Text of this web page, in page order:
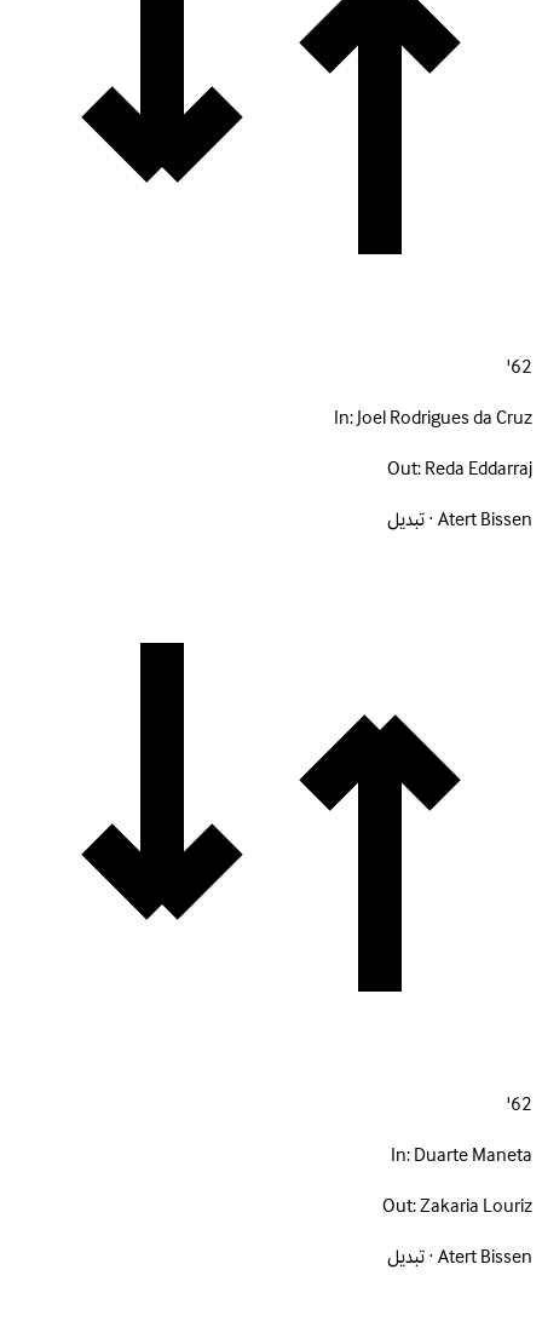
62'
In:Joel Rodrigues da Cruz
Out:Reda Eddarraj
Atert Bissen · تبديل
62'
In:Duarte Maneta
Out:Zakaria Louriz
Atert Bissen · تبديل